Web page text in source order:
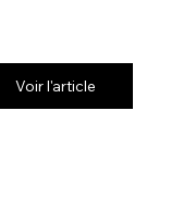
Voir l'article